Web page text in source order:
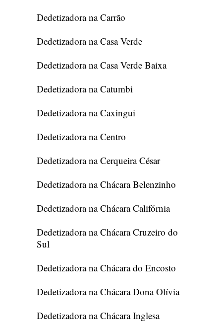
Dedetizadora na Carrão
Dedetizadora na Casa Verde
Dedetizadora na Casa Verde Baixa
Dedetizadora na Catumbi
Dedetizadora na Caxingui
Dedetizadora na Centro
Dedetizadora na Cerqueira César
Dedetizadora na Chácara Belenzinho
Dedetizadora na Chácara Califórnia
Dedetizadora na Chácara Cruzeiro do
Sul
Dedetizadora na Chácara do Encosto
Dedetizadora na Chácara Dona Olívia
Dedetizadora na Chácara Inglesa